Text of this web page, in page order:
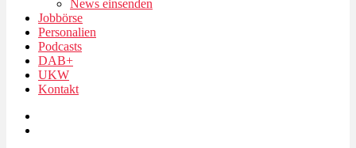
News einsenden
Jobbörse
Personalien
Podcasts
DAB+
UKW
Kontakt